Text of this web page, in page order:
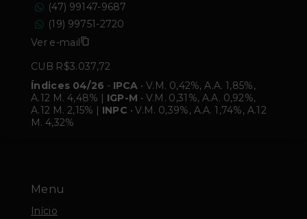
Menu
Início
(47) 99147-9687
(19) 99751-2720
Ver e-mail
CUB R$3.037,72
Índices 04/26 - IPCA • V.M. 0,42%, A.A. 1,85%,
A.12 M. 4,48% | IGP-M • V.M. 0,31%, A.A. 0,92%,
A.12 M. 2,15% | INPC • V.M. 0,39%, A.A. 1,74%, A.12
M. 4,32%